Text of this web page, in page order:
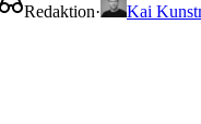
Redaktion· Kai